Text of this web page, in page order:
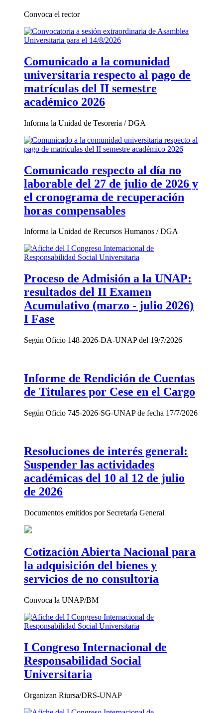
Convoca el rector
Comunicado a la comunidad
universitaria respecto al pago de
matrículas del II semestre
académico 2026
Informa la Unidad de Tesorería / DGA
Comunicado respecto al día no
laborable del 27 de julio de 2026 y
el cronograma de recuperación
horas compensables
Informa la Unidad de Recursos Humanos / DGA
Proceso de Admisión a la UNAP:
resultados del II Examen
Acumulativo (marzo - julio 2026)
I Fase
Según Oficio 148-2026-DA-UNAP del 19/7/2026
Informe de Rendición de Cuentas
de Titulares por Cese en el Cargo
Según Oficio 745-2026-SG-UNAP de fecha 17/7/2026
Resoluciones de interés general:
Suspender las actividades
académicas del 10 al 12 de julio
de 2026
Documentos emitidos por Secretaría General
Cotización Abierta Nacional para
la adquisición del bienes y
servicios de no consultoría
Convoca la UNAP/BM
I Congreso Internacional de
Responsabilidad Social
Universitaria
Organizan Riursa/DRS-UNAP